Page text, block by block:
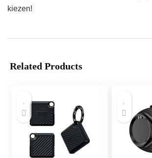
kiezen!
Related Products